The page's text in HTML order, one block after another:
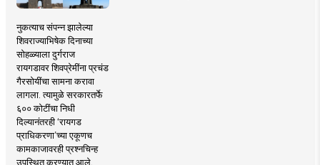
नुकत्याच संपन्न झालेल्या
शिवराज्याभिषेक दिनाच्या
सोहळ्याला दुर्गराज
रायगडावर शिवप्रेमींना प्रचंड
गैरसोयींचा सामना करावा
लागला. त्यामुळे सरकारतर्फे
६०० कोटींचा निधी
दिल्यानंतरही ‘रायगड
प्राधिकरणा’च्या एकूणच
कामकाजावरही प्रश्नचिन्ह
उपस्थित करण्यात आले.